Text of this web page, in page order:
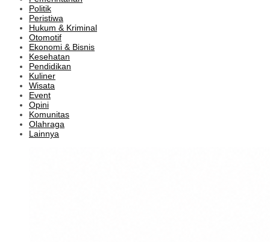
Politik
Peristiwa
Hukum & Kriminal
Otomotif
Ekonomi & Bisnis
Kesehatan
Pendidikan
Kuliner
Wisata
Event
Opini
Komunitas
Olahraga
Lainnya